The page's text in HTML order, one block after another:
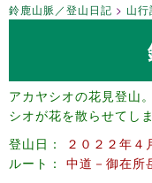
鈴鹿山脈／登山日記 山
アカヤシオの花見登山
シオが花を散らせてし
登山日
２０２２年４
ルート
中道－御在所